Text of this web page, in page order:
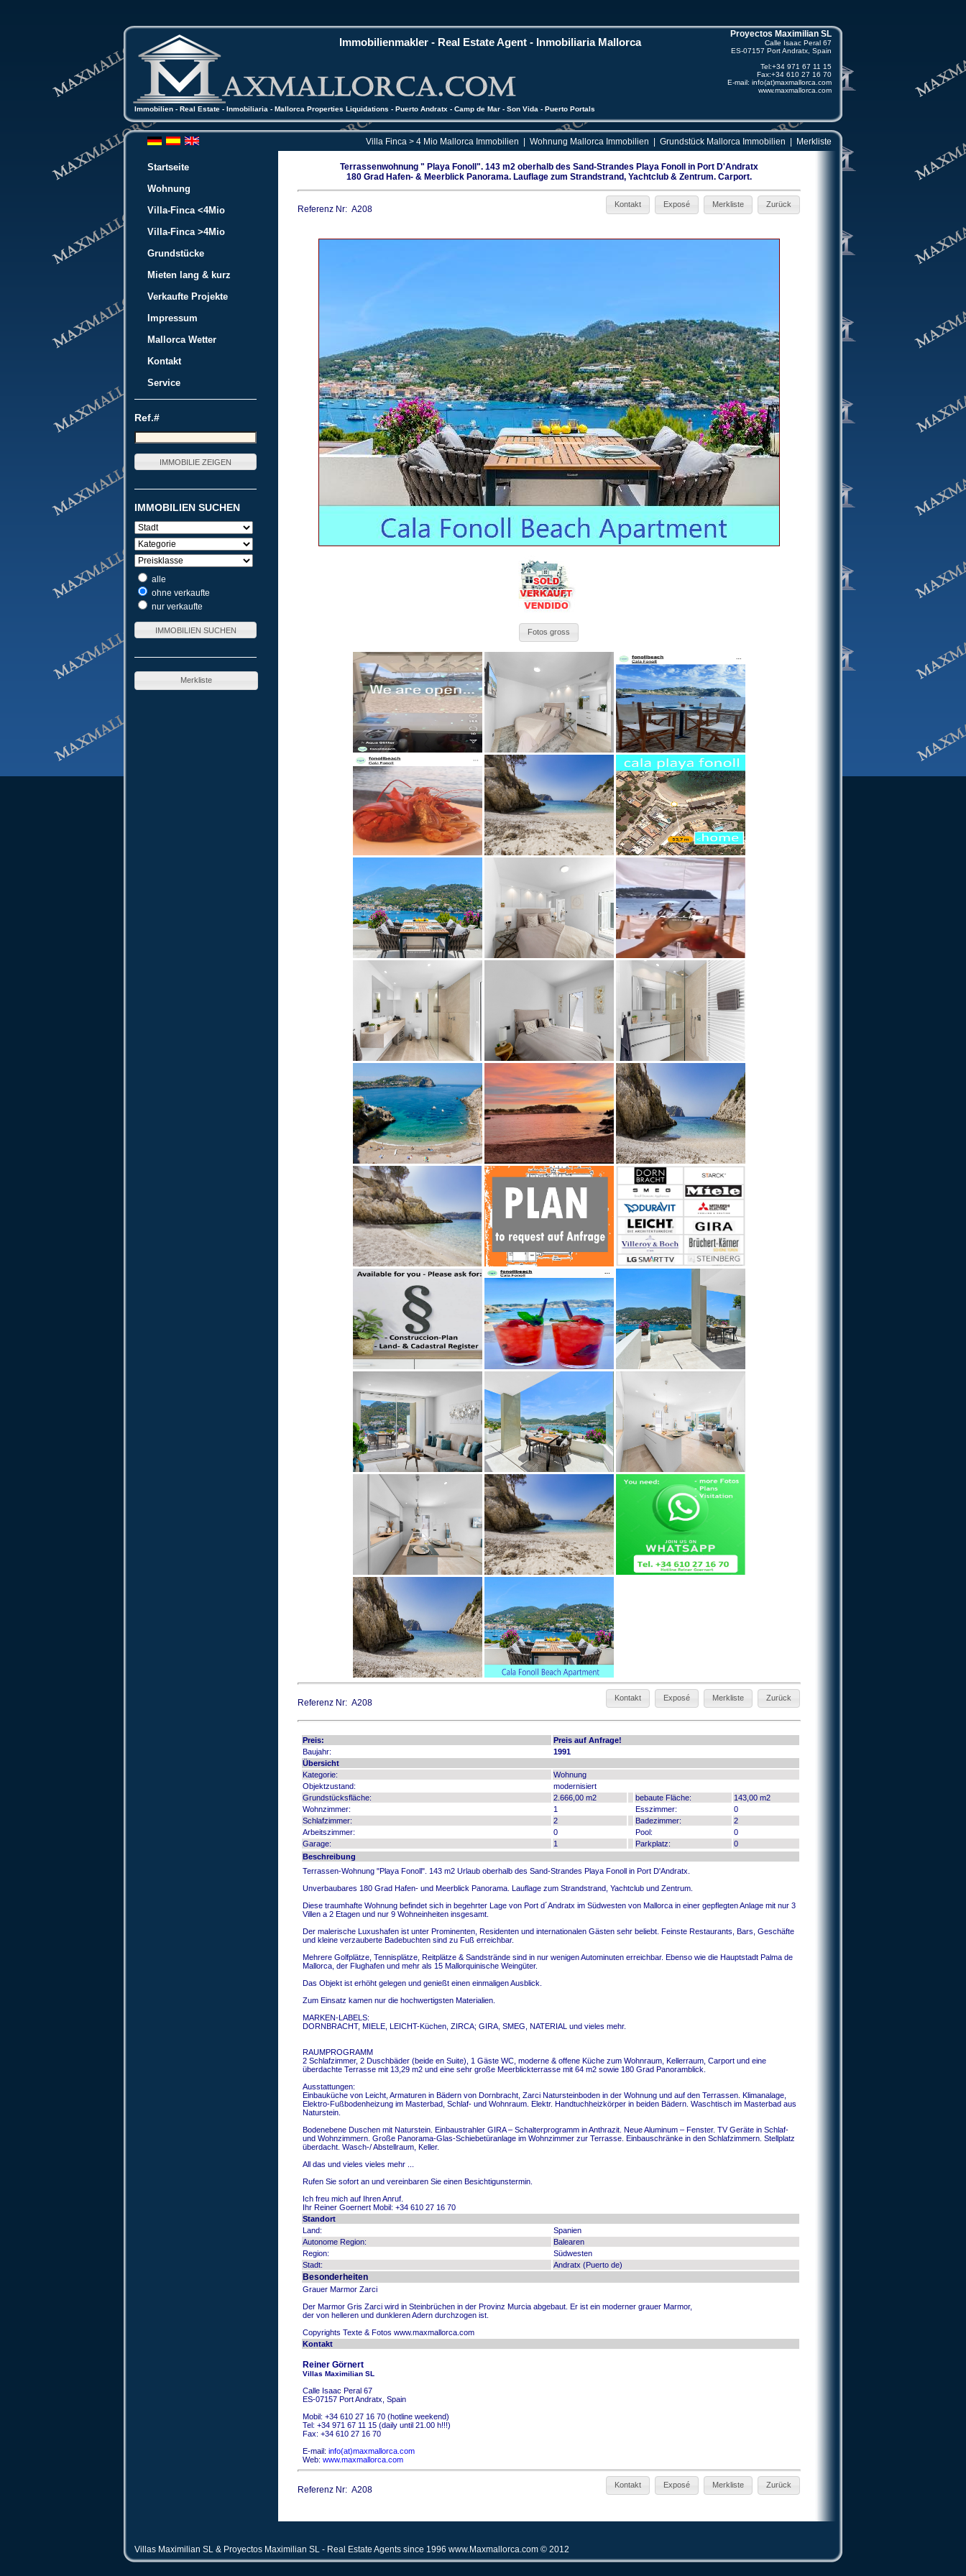
Proyectos Maximilian SL
Calle Isaac Peral 67
ES-07157 Port Andratx, Spain
Tel:+34 971 67 11 15
Fax:+34 610 27 16 70
E-mail: info(at)maxmallorca.com
www.maxmallorca.com
Immobilien - Real Estate - Inmobiliaria - Mallorca Properties Liquidations - Puerto Andratx - Camp de Mar - Son Vida - Puerto Portals
Immobilienmakler - Real Estate Agent - Inmobiliaria Mallorca
Villa Finca > 4 Mio Mallorca Immobilien Wohnung Mallorca Immobilien Grundstück Mallorca Immobilien Merkliste
Startseite
Wohnung
Villa-Finca <4Mio
Villa-Finca >4Mio
Grundstücke
Mieten lang & kurz
Verkaufte Projekte
Impressum
Mallorca Wetter
Kontakt
Service
Ref.#
IMMOBILIEN SUCHEN
alle
ohne verkaufte
nur verkaufte
Merkliste
Terrassenwohnung " Playa Fonoll". 143 m2 oberhalb des Sand-Strandes Playa Fonoll in Port D'Andratx
180 Grad Hafen- & Meerblick Panorama. Lauflage zum Strandstrand, Yachtclub & Zentrum. Carport.
Referenz Nr: A208 Zurück
Merkliste
Exposé
Kontakt
Fotos gross
Referenz Nr: A208 Zurück
Merkliste
Exposé
Kontakt
Preis:
Preis auf Anfrage!
Baujahr:
1991
Übersicht
Kategorie:
Wohnung
Objektzustand:
modernisiert
Grundstücksfläche:
2.666,00 m2 bebaute Fläche:
143,00 m2
Wohnzimmer:
1 Esszimmer:
0
Schlafzimmer:
2 Badezimmer:
2
Arbeitszimmer:
0 Pool:
0
Garage:
1 Parkplatz:
0
Beschreibung
Terrassen-Wohnung "Playa Fonoll". 143 m2 Urlaub oberhalb des Sand-Strandes Playa Fonoll in Port D'Andratx.
Unverbaubares 180 Grad Hafen- und Meerblick Panorama. Lauflage zum Strandstrand, Yachtclub und Zentrum.
Diese traumhafte Wohnung befindet sich in begehrter Lage von Port d´Andratx im Südwesten von Mallorca in einer gepflegten Anlage mit nur 3
Villen a 2 Etagen und nur 9 Wohneinheiten insgesamt.
Der malerische Luxushafen ist unter Prominenten, Residenten und internationalen Gästen sehr beliebt. Feinste Restaurants, Bars, Geschäfte
und kleine verzauberte Badebuchten sind zu Fuß erreichbar.
Mehrere Golfplätze, Tennisplätze, Reitplätze & Sandstrände sind in nur wenigen Autominuten erreichbar. Ebenso wie die Hauptstadt Palma de
Mallorca, der Flughafen und mehr als 15 Mallorquinische Weingüter.
Das Objekt ist erhöht gelegen und genießt einen einmaligen Ausblick.
Zum Einsatz kamen nur die hochwertigsten Materialien.
MARKEN-LABELS:
DORNBRACHT, MIELE, LEICHT-Küchen, ZIRCA; GIRA, SMEG, NATERIAL und vieles mehr.
RAUMPROGRAMM
2 Schlafzimmer, 2 Duschbäder (beide en Suite), 1 Gäste WC, moderne & offene Küche zum Wohnraum, Kellerraum, Carport und eine
überdachte Terrasse mit 13,29 m2 und eine sehr große Meerblickterrasse mit 64 m2 sowie 180 Grad Panoramblick.
Ausstattungen:
Einbauküche von Leicht, Armaturen in Bädern von Dornbracht, Zarci Natursteinboden in der Wohnung und auf den Terrassen. Klimanalage,
Elektro-Fußbodenheizung im Masterbad, Schlaf- und Wohnraum. Elektr. Handtuchheizkörper in beiden Bädern. Waschtisch im Masterbad aus
Naturstein.
Bodenebene Duschen mit Naturstein. Einbaustrahler GIRA – Schalterprogramm in Anthrazit. Neue Aluminum – Fenster. TV Geräte in Schlaf-
und Wohnzimmern. Große Panorama-Glas-Schiebetüranlage im Wohnzimmer zur Terrasse. Einbauschränke in den Schlafzimmern. Stellplatz
überdacht. Wasch-/ Abstellraum, Keller.
All das und vieles vieles mehr ...
Rufen Sie sofort an und vereinbaren Sie einen Besichtigunstermin.
Ich freu mich auf Ihren Anruf.
Ihr Reiner Goernert Mobil: +34 610 27 16 70
Standort
Land:
Spanien
Autonome Region:
Balearen
Region:
Südwesten
Stadt:
Andratx (Puerto de)
Besonderheiten
Grauer Marmor Zarci
Der Marmor Gris Zarci wird in Steinbrüchen in der Provinz Murcia abgebaut. Er ist ein moderner grauer Marmor,
der von helleren und dunkleren Adern durchzogen ist.
Copyrights Texte & Fotos www.maxmallorca.com
Kontakt
Reiner Görnert
Villas Maximilian SL
Calle Isaac Peral 67
ES-07157 Port Andratx, Spain
Mobil: +34 610 27 16 70 (hotline weekend)
Tel: +34 971 67 11 15 (daily until 21.00 h!!!)
Fax: +34 610 27 16 70
E-mail: info(at)maxmallorca.com
Web: www.maxmallorca.com
Referenz Nr: A208 Zurück
Merkliste
Exposé
Kontakt
Villas Maximilian SL & Proyectos Maximilian SL - Real Estate Agents since 1996 www.Maxmallorca.com © 2012